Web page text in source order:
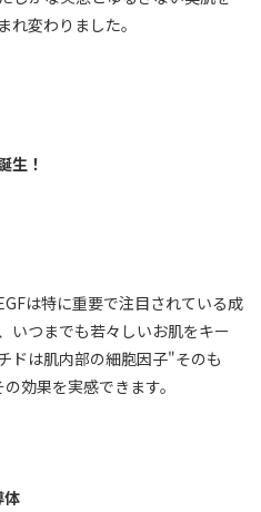
変わりました。
生！
は特に重要で注目されている成
いつまでも若々しいお肌をキー
ドは肌内部の細胞因子"そのも
効果を実感できます。
体